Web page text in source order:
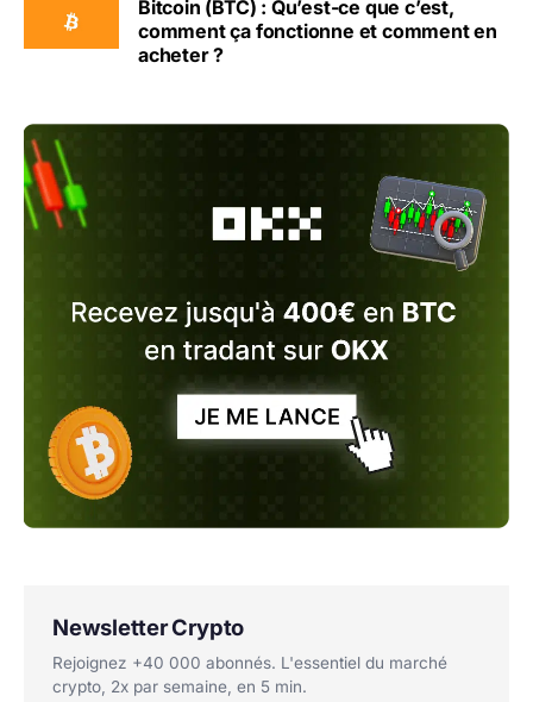
Bitcoin (BTC) : Qu’est-ce que c’est,
comment ça fonctionne et comment en
acheter ?
Newsletter Crypto
Rejoignez +40 000 abonnés. L'essentiel du marché
crypto, 2x par semaine, en 5 min.